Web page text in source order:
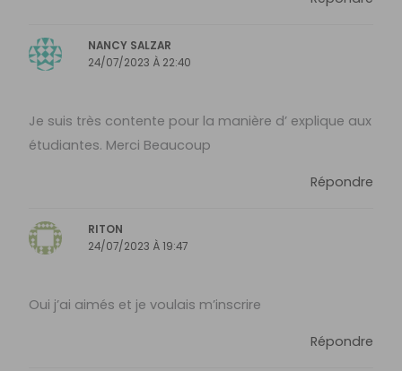
NANCY SALZAR
24/07/2023 À 22:40
Je suis très contente pour la manière d’ explique aux
étudiantes. Merci Beaucoup
Répondre
RITON
24/07/2023 À 19:47
Oui j’ai aimés et je voulais m’inscrire
Répondre